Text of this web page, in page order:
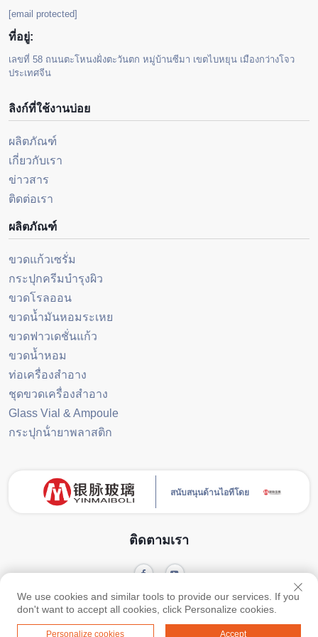
[email protected]
ที่อยู่:
เลขที่ 58 ถนนตะโหนงฝั่งตะวันตก หมู่บ้านซีมา เขตไบหยุน เมืองกว่างโจว
ประเทศจีน
ลิงก์ที่ใช้งานบ่อย
ผลิตภัณฑ์
เกี่ยวกับเรา
ข่าวสาร
ติดต่อเรา
ผลิตภัณฑ์
ขวดแก้วเซรั่ม
กระปุกครีมบำรุงผิว
ขวดโรลออน
ขวดน้ำมันหอมระเหย
ขวดฟาวเดชั่นแก้ว
ขวดน้ำหอม
ท่อเครื่องสำอาง
ชุดขวดเครื่องสำอาง
Glass Vial & Ampoule
กระปุกน้ํายาพลาสติก
สนับสนุนด้านไอทีโดย
ติดตามเรา
สงวนลิขสิทธิ์ © บริษัท แคนตัน ยินเหม่า กลาส โปรดักต์ จำกัด -นโยบายความเป็น
ส่วนตัว -บล็อก
We use cookies and similar tools to provide our services. If you
don't want to accept all cookies, click Personalize cookies.
Personalize cookies Accept